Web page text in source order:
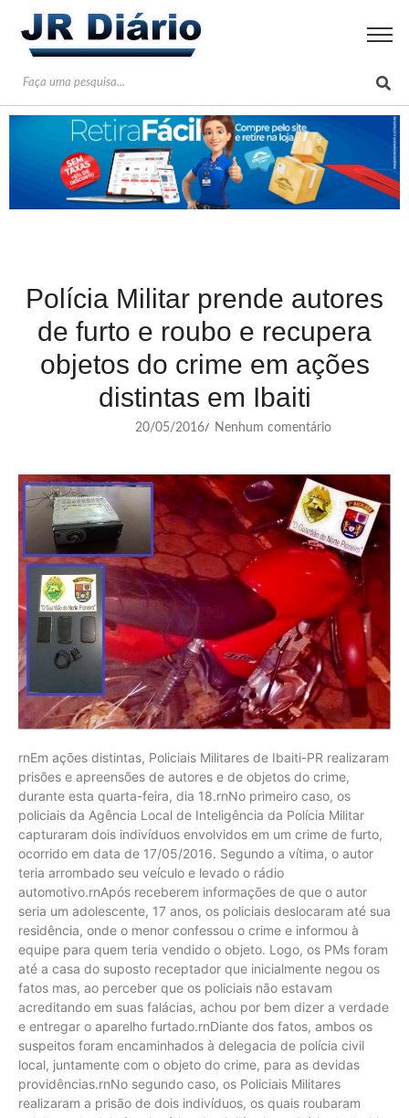
Polícia Militar prende autores
de furto e roubo e recupera
objetos do crime em ações
distintas em Ibaiti
20/05/2016/ Nenhum comentário
rnEm ações distintas, Policiais Militares de Ibaiti-PR realizaram
prisões e apreensões de autores e de objetos do crime,
durante esta quarta-feira, dia 18.rnNo primeiro caso, os
policiais da Agência Local de Inteligência da Polícia Militar
capturaram dois indivíduos envolvidos em um crime de furto,
ocorrido em data de 17/05/2016. Segundo a vítima, o autor
teria arrombado seu veículo e levado o rádio
automotivo.rnApós receberem informações de que o autor
seria um adolescente, 17 anos, os policiais deslocaram até sua
residência, onde o menor confessou o crime e informou à
equipe para quem teria vendido o objeto. Logo, os PMs foram
até a casa do suposto receptador que inicialmente negou os
fatos mas, ao perceber que os policiais não estavam
acreditando em suas falácias, achou por bem dizer a verdade
e entregar o aparelho furtado.rnDiante dos fatos, ambos os
suspeitos foram encaminhados à delegacia de polícia civil
local, juntamente com o objeto do crime, para as devidas
providências.rnNo segundo caso, os Policiais Militares
realizaram a prisão de dois indivíduos, os quais roubaram